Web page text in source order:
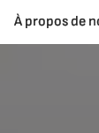
À propos de